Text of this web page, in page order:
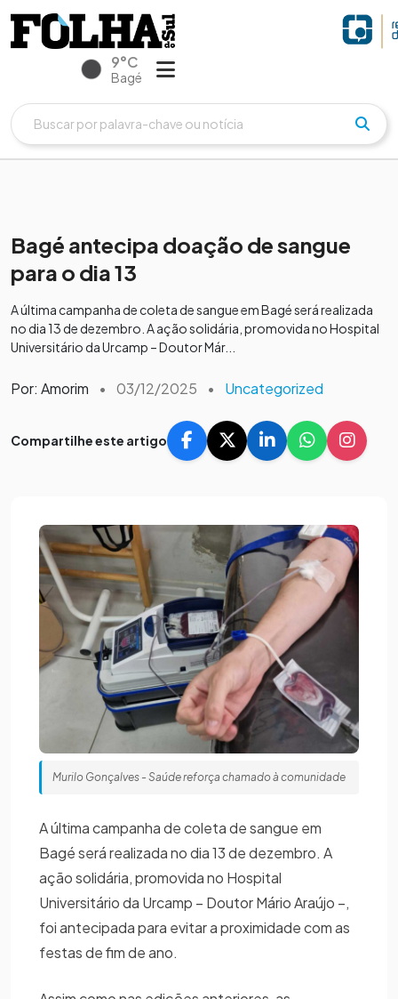
9°C
Bagé
Bagé antecipa doação de sangue
para o dia 13
A última campanha de coleta de sangue em Bagé será realizada
no dia 13 de dezembro. A ação solidária, promovida no Hospital
Universitário da Urcamp – Doutor Már...
Por: Amorim • 03/12/2025 • Uncategorized
Compartilhe este artigo
Murilo Gonçalves - Saúde reforça chamado à comunidade
A última campanha de coleta de sangue em
Bagé será realizada no dia 13 de dezembro. A
ação solidária, promovida no Hospital
Universitário da Urcamp – Doutor Mário Araújo –,
foi antecipada para evitar a proximidade com as
festas de fim de ano.